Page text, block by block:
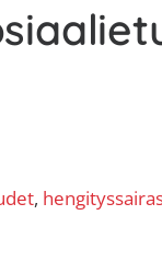
,